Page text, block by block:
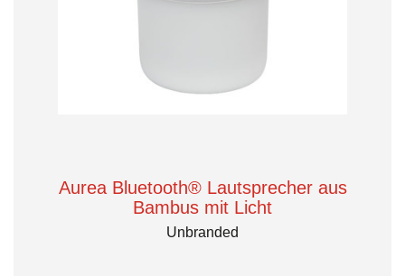
Aurea Bluetooth® Lautsprecher aus
Bambus mit Licht
Unbranded